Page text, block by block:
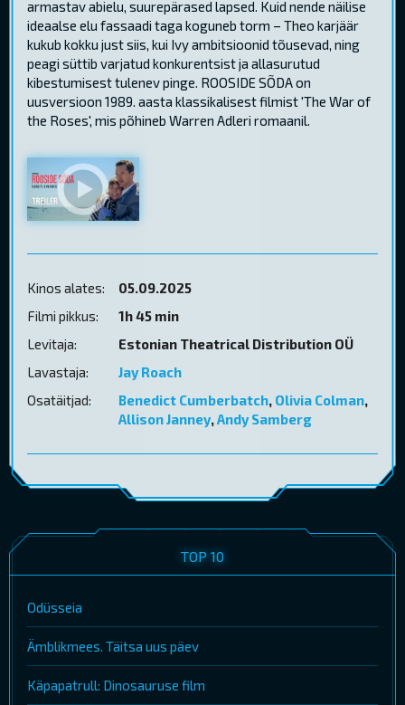
armastav abielu, suurepärased lapsed. Kuid nende näilise
ideaalse elu fassaadi taga koguneb torm – Theo karjäär
kukub kokku just siis, kui Ivy ambitsioonid tõusevad, ning
peagi süttib varjatud konkurentsist ja allasurutud
kibestumisest tulenev pinge. ROOSIDE SÕDA on
uusversioon 1989. aasta klassikalisest filmist 'The War of
the Roses', mis põhineb Warren Adleri romaanil.
Kinos alates:
05.09.2025
Filmi pikkus:
1h 45 min
Levitaja:
Estonian Theatrical Distribution OÜ
Lavastaja:
Jay Roach
Osatäitjad:
Benedict Cumberbatch, Olivia Colman,
Allison Janney,Andy Samberg
TOP 10
Odüsseia
Ämblikmees. Täitsa uus päev
Käpapatrull: Dinosauruse film